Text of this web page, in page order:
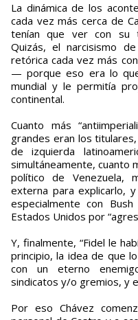
La dinámica de los
cada vez más cerca de
tenían que ver con su
Quizás, el narcisismo
retórica cada vez más
— porque eso era lo
mundial y le permitía
continental.
Cuanto más
grandes eran los
de izquierda
simultáneamente, cuanto
político de Venezuela,
externa para explicarlo,
especialmente con
Estados Unidos por
Y, finalmente, “Fidel le
principio, la idea de que
con un eterno
sindicatos y/o gremios, y
Por eso Chávez